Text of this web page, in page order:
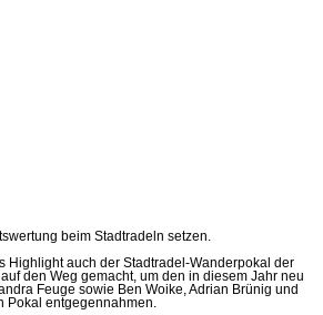
beim Stadtradeln setzen.
Highlight auch der Stadtradel-Wanderpokal der
den Weg gemacht, um den in diesem Jahr neu
Feuge sowie Ben Woike, Adrian Brünig und
Pokal entgegennahmen.